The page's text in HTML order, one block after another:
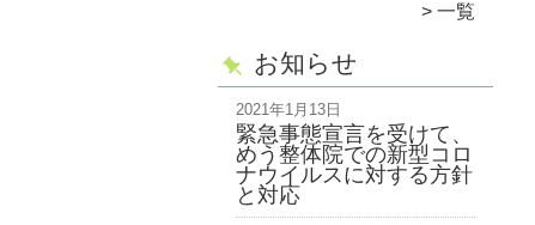
一覧
お知らせ
2021年1月13日
緊急事態宣言を受けて、
めう整体院での新型コロ
ナウイルスに対する方針
と対応